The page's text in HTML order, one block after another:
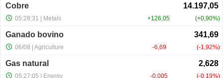
Cobre
+126,05 +0,90%
05:28:31 | Metals
Ganado bovino
-6,69 -1,92%
06/08 | Agriculture
Gas natural
-0,005 -0,19%
05:27:05 | Energy